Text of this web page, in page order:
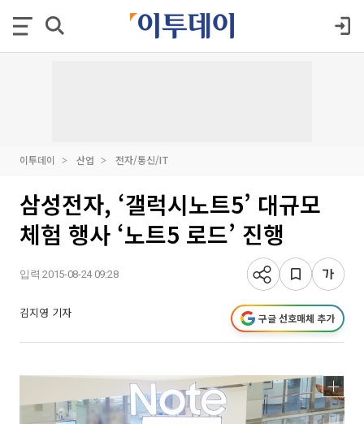
이투데이 산업 전자/통신/IT
삼성전자, ‘갤럭시노트5’ 대규모
체험 행사 ‘노트5 로드’ 진행
입력 2015-08-24 09:28
김지영 기자 구글 선호매체 추가